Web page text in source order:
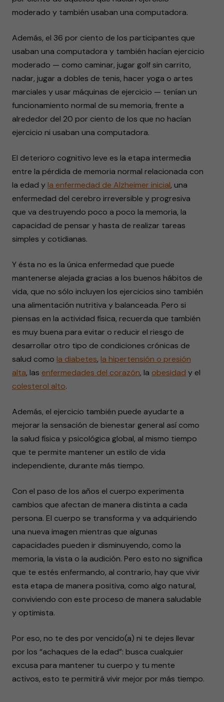
moderado y también usaban una computadora.
­Además, el 36 por ciento de los participantes que
usaban una computadora y también hacían ejercicio
moderado — como caminar, jugar golf sin carrito,
nadar, jugar a dobles de tenis, hacer yoga o artes
marciales y usar máquinas de ejercicio — tenían un
funcionamiento normal de su memoria, frente a
alrededor del 20 por ciento de los que no hacían
ejercicio ni usaban una computadora.
El deterioro cognitivo leve es la etapa intermedia
entre la pérdida de memoria normal relacionada con
la edad yla enfermedad de Alzheimer inicial, una
enfermedad del cerebro irreversible y progresiva
que va destruyendo poco a poco la memoria, la
capacidad de pensar y hasta de realizar tareas
simples y cotidianas.
Y ésta no es la única enfermedad que puede
mantenerse alejada gracias a los buenos hábitos de
vida, que no sólo incluyen los ejercicios sino también
una alimentación nutritiva y balanceada. Pero si
piensas en la actividad física, recuerda que también
es muy buena para evitar o reducir el riesgo de
desarrollar otro tipo de condiciones crónicas de
salud como la diabetes, la hipertensión o presión
alta, las enfermedades del corazón, la obesidad y el
colesterol alto.
Además, el ejercicio también puede ayudarte a
mejorar la sensación de bienestar general así como
la salud física y psicológica global, al mismo tiempo
que te permite mantener un estilo de vida
independiente, durante más tiempo.
Con el paso de los años el cuerpo experimenta
cambios que afectan de manera distinta a cada
persona. El cuerpo se transforma y va adquiriendo
una nueva imagen mientras que algunas
capacidades pueden ir disminuyendo, como la
memoria, la vista o la audición. Pero esto no significa
que te estés enfermando, al contrario, hay que vivir
esta etapa de manera positiva, como algo natural,
conviviendo con este proceso de manera saludable
y optimista.
Por eso, no te des por vencido(a) ni te dejes llevar
por los “achaques de la edad”: busca cualquier
excusa para mantener tu cuerpo y tu mente
activos, esto te permitirá vivir mejor por más tiempo.